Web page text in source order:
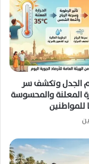
الجدل وتكشف سر
المعلنة والمحسوسة
للمواطنين